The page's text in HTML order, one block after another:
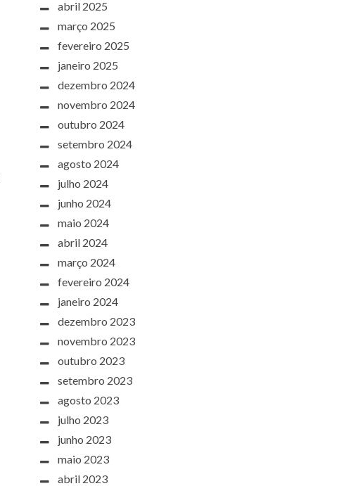
abril 2025
março 2025
fevereiro 2025
janeiro 2025
dezembro 2024
novembro 2024
outubro 2024
setembro 2024
agosto 2024
julho 2024
junho 2024
maio 2024
abril 2024
março 2024
fevereiro 2024
janeiro 2024
dezembro 2023
novembro 2023
outubro 2023
setembro 2023
agosto 2023
julho 2023
junho 2023
maio 2023
abril 2023